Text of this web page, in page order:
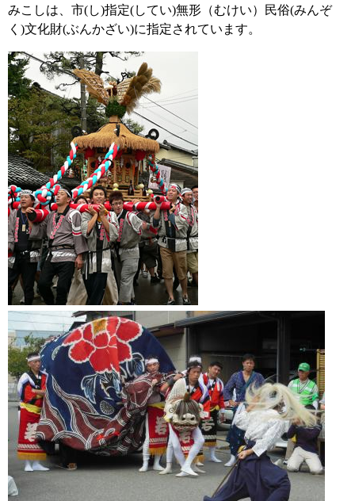
みこしは、市(し)指定(してい)無形（むけい）民俗(みんぞ
く)文化財(ぶんかざい)に指定されています。